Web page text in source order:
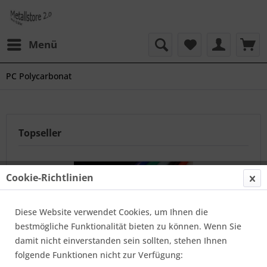
Menü
PC Polycarbonat
Topseller
30 mm x 1000 mm PC natur (Polycarbonat)
Cookie-Richtlinien
Diese Website verwendet Cookies, um Ihnen die
bestmögliche Funktionalität bieten zu können. Wenn Sie
damit nicht einverstanden sein sollten, stehen Ihnen
folgende Funktionen nicht zur Verfügung: